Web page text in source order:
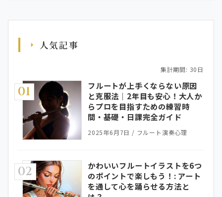
人気記事
集計期間: 30日
01
フルートが上手くならない原因
と克服法｜2年目も安心！大人か
らプロを目指すための練習時
間・基礎・日課完全ガイド
2025年6月7日 / フルート演奏心理
02
かわいいフルートイラストを6つ
のポイントで楽しもう！: アート
を通して心を踊らせる方法と